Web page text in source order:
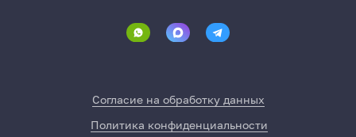
Согласие на обработку данных
Политика конфиденциальности